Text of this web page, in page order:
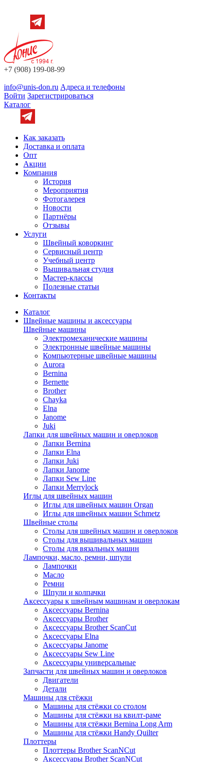
+7 (908) 199-08-99
info@unis-don.ru Адреса и телефоны
Войти Зарегистрироваться
Каталог
Как заказать
Доставка и оплата
Опт
Акции
Компания
История
Мероприятия
Фотогалерея
Новости
Партнёры
Отзывы
Услуги
Швейный коворкинг
Сервисный центр
Учебный центр
Вышивальная студия
Мастер-классы
Полезные статьи
Контакты
Каталог
Швейные машины и аксессуары
Швейные машины
Электромеханические машины
Электронные швейные машины
Компьютерные швейные машины
Aurora
Bernina
Bernette
Brother
Chayka
Elna
Janome
Juki
Лапки для швейных машин и оверлоков
Лапки Bernina
Лапки Elna
Лапки Juki
Лапки Janome
Лапки Sew Line
Лапки Merrylock
Иглы для швейных машин
Иглы для швейных машин Organ
Иглы для швейных машин Schmetz
Швейные столы
Столы для швейных машин и оверлоков
Столы для вышивальных машин
Столы для вязальных машин
Лампочки, масло, ремни, шпули
Лампочки
Масло
Ремни
Шпули и колпачки
Аксессуары к швейным машинам и оверлокам
Аксессуары Bernina
Аксессуары Brother
Аксессуары Brother ScanCut
Аксессуары Elna
Аксессуары Janome
Аксессуары Sew Line
Аксессуары универсальные
Запчасти для швейных машин и оверлоков
Двигатели
Детали
Машины для стёжки
Машины для стёжки со столом
Машины для стёжки на квилт-раме
Машины для стёжки Bernina Long Arm
Машины для стёжки Handy Quilter
Плоттеры
Плоттеры Brother ScanNCut
Аксессуары Brother ScanNCut